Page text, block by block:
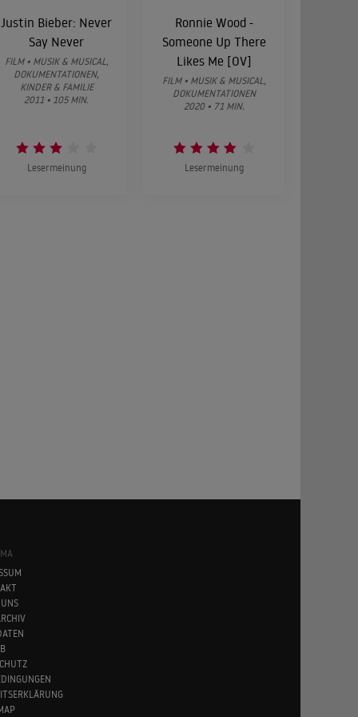
Justin Bieber: Never
Say Never
FILM • MUSIK & MUSICAL,
DOKUMENTATIONEN,
KINDER & FAMILIE
2011 • 105 MIN.
Lesermeinung
Ronnie Wood -
Someone Up There
Likes Me [OV]
FILM • MUSIK & MUSICAL,
DOKUMENTATIONEN
2020 • 71 MIN.
Lesermeinung